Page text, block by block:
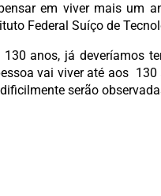
em viver mais um
Federal Suíço de
anos, já deveríamos
vai viver até aos
serão